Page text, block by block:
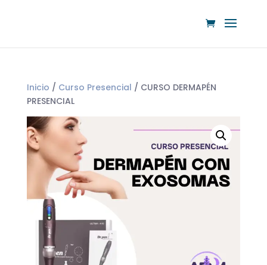
Inicio / Curso Presencial / CURSO DERMAPÉN
PRESENCIAL